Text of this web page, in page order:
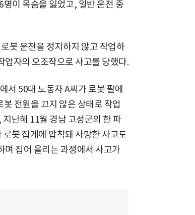
이 목숨을 잃었고, 일반 운전 중
봇 운전을 정지하지 않고 작업하
업자의 오조작으로 사고를 당했다.
서 50대 노동자 A씨가 로봇 팔에
전원을 끄지 않은 상태로 작업
난해 11월 경남 고성군의 한 파
봇 집게에 압착돼 사망한 사고도
며 집어 올리는 과정에서 사고가